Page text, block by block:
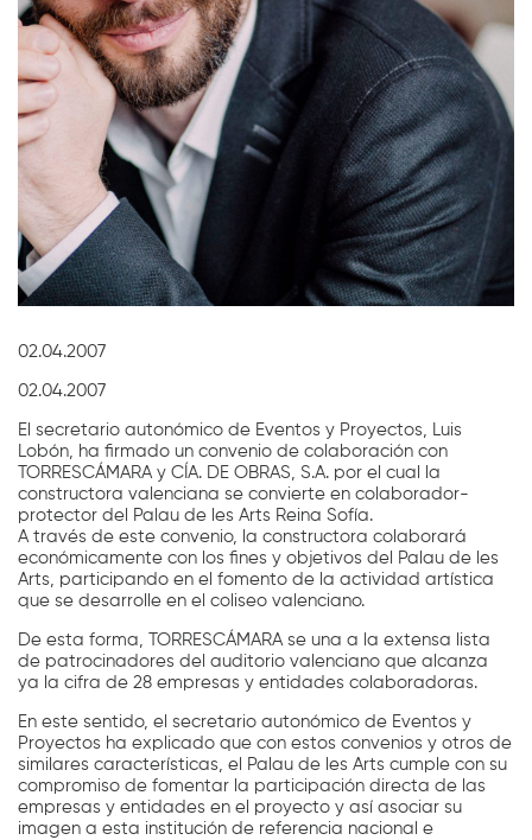
02.04.2007
02.04.2007
El secretario autonómico de Eventos y Proyectos, Luis
Lobón, ha firmado un convenio de colaboración con
TORRESCÁMARA y CÍA. DE OBRAS, S.A. por el cual la
constructora valenciana se convierte en colaborador-
protector del Palau de les Arts Reina Sofía.
A través de este convenio, la constructora colaborará
económicamente con los fines y objetivos del Palau de les
Arts, participando en el fomento de la actividad artística
que se desarrolle en el coliseo valenciano.
De esta forma, TORRESCÁMARA se una a la extensa lista
de patrocinadores del auditorio valenciano que alcanza
ya la cifra de 28 empresas y entidades colaboradoras.
En este sentido, el secretario autonómico de Eventos y
Proyectos ha explicado que con estos convenios y otros de
similares características, el Palau de les Arts cumple con su
compromiso de fomentar la participación directa de las
empresas y entidades en el proyecto y así asociar su
imagen a esta institución de referencia nacional e